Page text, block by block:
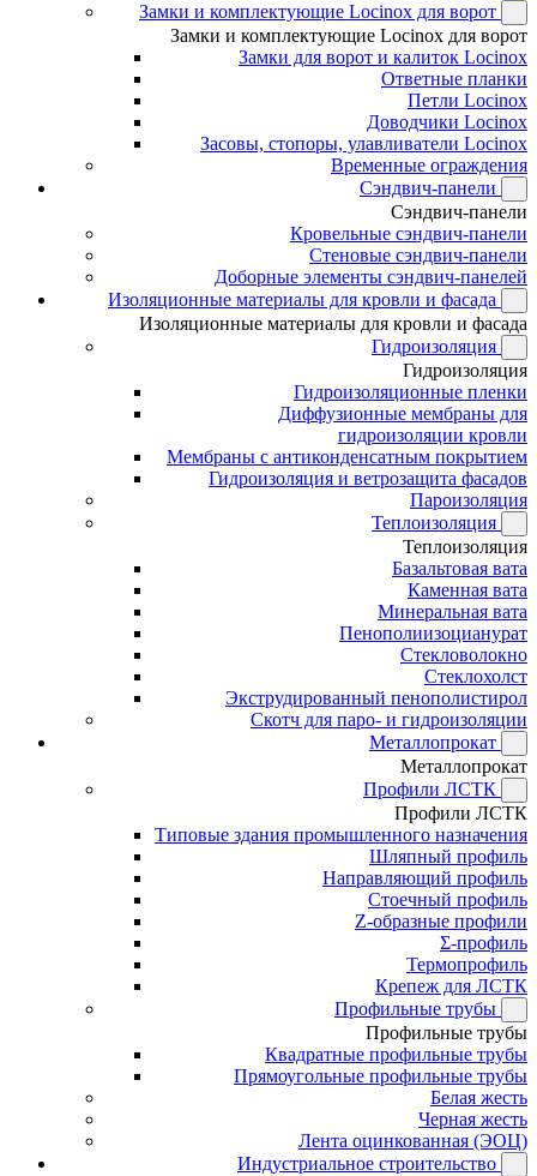
Замки и комплектующие Locinox для ворот
Замки и комплектующие Locinox для ворот
Замки для ворот и калиток Locinox
Ответные планки
Петли Locinox
Доводчики Locinox
Засовы, стопоры, улавливатели Locinox
Временные ограждения
Сэндвич-панели
Сэндвич-панели
Кровельные сэндвич-панели
Стеновые сэндвич-панели
Доборные элементы сэндвич-панелей
Изоляционные материалы для кровли и фасада
Изоляционные материалы для кровли и фасада
Гидроизоляция
Гидроизоляция
Гидроизоляционные пленки
Диффузионные мембраны для
гидроизоляции кровли
Мембраны с антиконденсатным покрытием
Гидроизоляция и ветрозащита фасадов
Пароизоляция
Теплоизоляция
Теплоизоляция
Базальтовая вата
Каменная вата
Минеральная вата
Пенополиизоцианурат
Стекловолокно
Стеклохолст
Экструдированный пенополистирол
Скотч для паро- и гидроизоляции
Металлопрокат
Металлопрокат
Профили ЛСТК
Профили ЛСТК
Типовые здания промышленного назначения
Шляпный профиль
Направляющий профиль
Стоечный профиль
Z-образные профили
Σ-профиль
Термопрофиль
Крепеж для ЛСТК
Профильные трубы
Профильные трубы
Квадратные профильные трубы
Прямоугольные профильные трубы
Белая жесть
Черная жесть
Лента оцинкованная (ЭОЦ)
Индустриальное строительство